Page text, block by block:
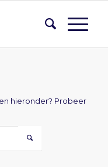
hieronder? Probeer